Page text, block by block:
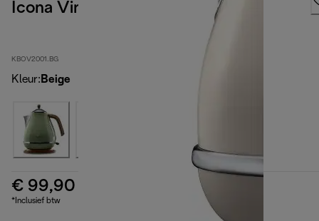
Icona Vintage
KBOV2001.BG
Kleur: Beige
€ 99,90
*Inclusief btw